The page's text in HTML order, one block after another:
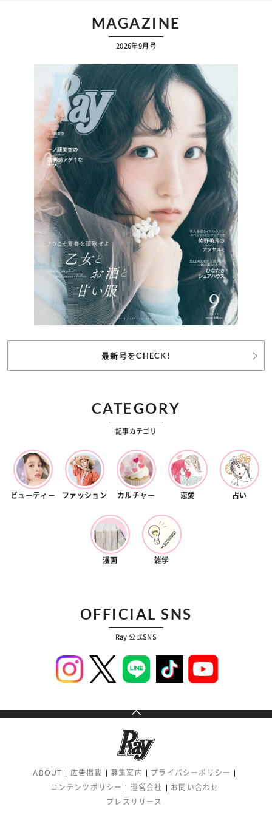
MAGAZINE
2026年9月号
最新号をCHECK!
CATEGORY
記事カテゴリ
ビューティー ファッション カルチャー 恋愛 占い
漫画 雑学
OFFICIAL SNS
Ray 公式SNS
ABOUT 広告掲載 募集案内
プライバシーポリシー
コンテンツポリシー
運営会社
お問い合わせ
プレスリリース